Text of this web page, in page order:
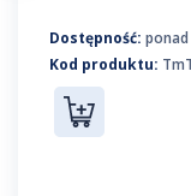
Dostępność:
Kod produktu: